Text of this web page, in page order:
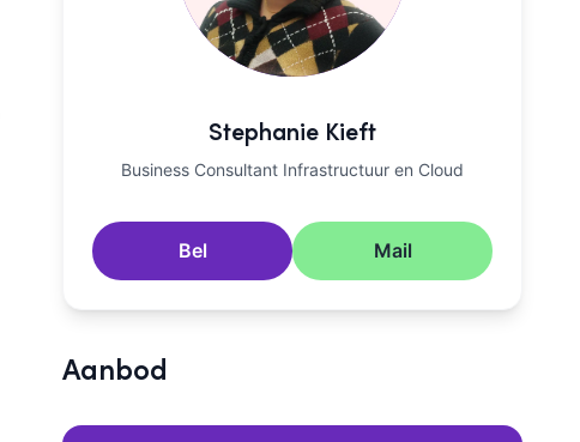
Stephanie Kieft
Business Consultant Infrastructuur en Cloud
Bel Mail
Aanbod